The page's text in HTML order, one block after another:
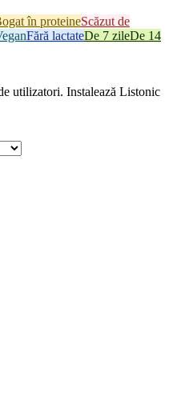
în proteineScăzut de
Fără lactateDe 7 zileDe 14
utilizatori. Instalează Listonic